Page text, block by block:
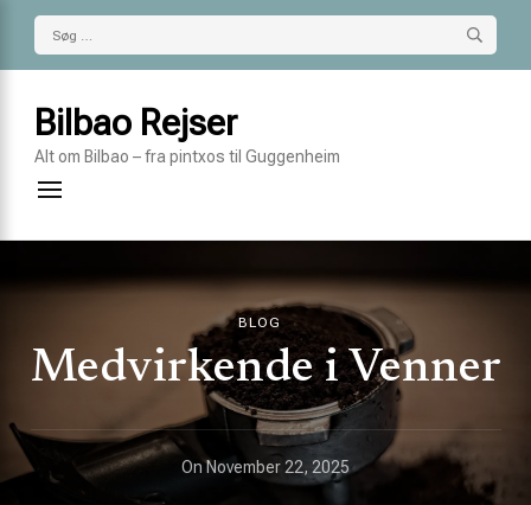
Søg
efter:
Bilbao Rejser
Alt om Bilbao – fra pintxos til Guggenheim
BLOG
Medvirkende i Venner
OnNovember 22, 2025